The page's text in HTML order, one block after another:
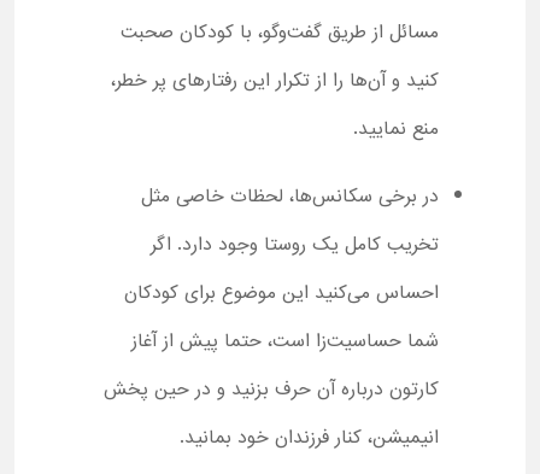
مسائل از طریق گفت‌وگو، با کودکان صحبت
کنید و آن‌ها را از تکرار این رفتارهای پر خطر،
منع نمایید.
در برخی سکانس‌ها، لحظات خاصی مثل
تخریب کامل یک روستا وجود دارد. اگر
احساس می‌کنید این موضوع برای کودکان
شما حساسیت‌زا است، حتما پیش از آغاز
کارتون درباره آن حرف بزنید و در حین پخش
انیمیشن، کنار فرزندان خود بمانید.